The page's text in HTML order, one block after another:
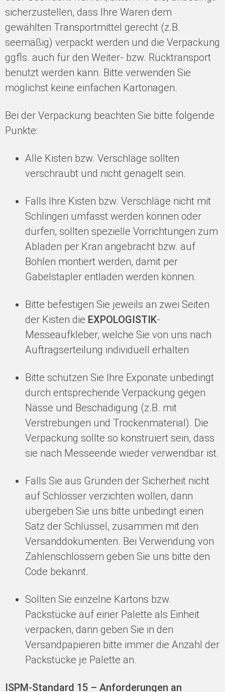
sicherzustellen, dass Ihre Waren dem
gewählten Transportmittel gerecht (z.B.
seemäßig) verpackt werden und die Verpackung
ggfls. auch für den Weiter- bzw. Rücktransport
benutzt werden kann. Bitte verwenden Sie
möglichst keine einfachen Kartonagen.
Bei der Verpackung beachten Sie bitte folgende
Punkte:
Alle Kisten bzw. Verschläge sollten
verschraubt und nicht genagelt sein.
Falls Ihre Kisten bzw. Verschläge nicht mit
Schlingen umfasst werden können oder
dürfen, sollten spezielle Vorrichtungen zum
Abladen per Kran angebracht bzw. auf
Bohlen montiert werden, damit per
Gabelstapler entladen werden können.
Bitte befestigen Sie jeweils an zwei Seiten
der Kisten die EXPOLOGISTIK-
Messeaufkleber, welche Sie von uns nach
Auftragserteilung individuell erhalten
Bitte schützen Sie Ihre Exponate unbedingt
durch entsprechende Verpackung gegen
Nässe und Beschädigung (z.B. mit
Verstrebungen und Trockenmaterial). Die
Verpackung sollte so konstruiert sein, dass
sie nach Messeende wieder verwendbar ist.
Falls Sie aus Gründen der Sicherheit nicht
auf Schlösser verzichten wollen, dann
übergeben Sie uns bitte unbedingt einen
Satz der Schlüssel, zusammen mit den
Versanddokumenten. Bei Verwendung von
Zahlenschlössern geben Sie uns bitte den
Code bekannt.
Sollten Sie einzelne Kartons bzw.
Packstücke auf einer Palette als Einheit
verpacken, dann geben Sie in den
Versandpapieren bitte immer die Anzahl der
Packstücke je Palette an.
ISPM-Standard 15 – Anforderungen an